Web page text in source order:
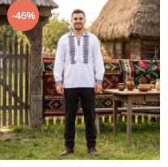
-46%